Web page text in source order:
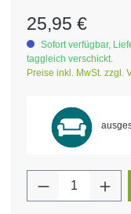
Regulärer Preis:
25,95 €
Sofort verfügbar,
taggleich verschickt.
Preise inkl. MwSt. zzgl.
Produkt